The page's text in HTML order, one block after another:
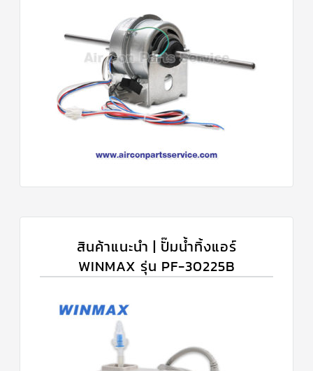
สินค้าแนะนำ | ปั๊มน้ำทิ้งแอร์
WINMAX รุ่น PF-30225B